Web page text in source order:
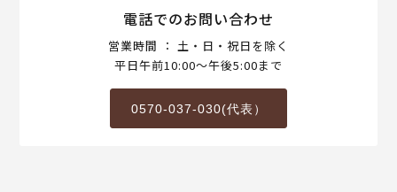
電話でのお問い合わせ
営業時間 ： 土・日・祝日を除く
平日午前10:00～午後5:00まで
0570-037-030(代表）